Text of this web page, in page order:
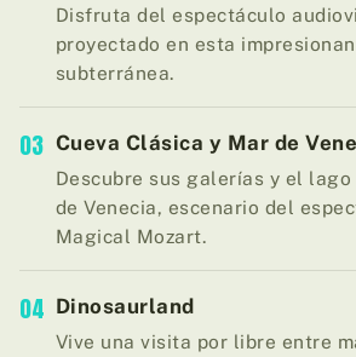
Disfruta del espectáculo
proyectado en esta
subterránea.
03 Cueva Clásica y Mar de
Descubre sus galerías y el
de Venecia, escenario del
Magical Mozart.
04 Dinosaurland
Vive una visita por libre entre